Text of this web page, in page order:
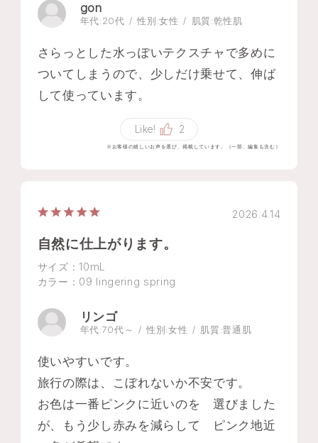
gon
年代:20代 性別:女性 肌質:乾性肌
さらっとした水っぽいテクスチャで多めに
ついてしまうので、少しだけ乗せて、伸ば
して使っています。
Like! 2
※お客様の嬉しいお声を選び、掲載しています。（一部、編集も含む）
2026.4.14
自然に仕上がります。
サイズ：10mL
カラー：09 lingering spring
リンゴ
年代:70代～ 性別:女性 肌質:普通肌
使いやすいです。
旅行の際は、こぼれないか不安です。
お色は一番ピンクに近いのを 選びました
が、もう少し赤みを減らして ピンク地近